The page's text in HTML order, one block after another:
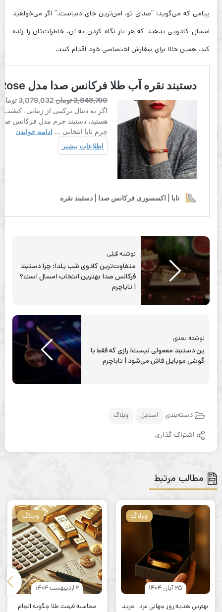
پیامی که می‌گوید: “صدای تو، امن‌ترین جای دنیاست.” اگر می‌خواهید
امسال کادویی بدهید که هر بار نگاه کردن به آن، خاطرات‌تان را زنده
کند، همین حالا برای سفارش اختصاصی خود اقدام کنید.
نوشته قبلی
متفاوت‌ترین کادوی شب یلدا: چرا دستبند
فرکانس صدا بهترین انتخاب امسال است؟
| تاباچرم
نوشته بعدی
ین دستبند معمولی نیست! رازی که فقط با
گوشی موبایل فاش می‌شود | تاباچرم
دسته‌بندی استایل وبلاگ
اشتراک گذاری
مطالب مرتبط
وبلاگ
25 آبان 1404
بهترین هدیه روز جهانی مرد | خرید
وبلاگ
2 اردیبهشت 1404
محاسبه قیمت طلا چگونه انجام